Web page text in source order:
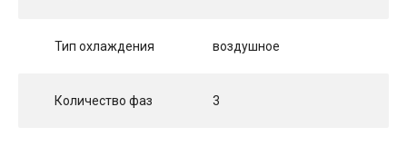
Тип охлаждения воздушное
Количество фаз 3